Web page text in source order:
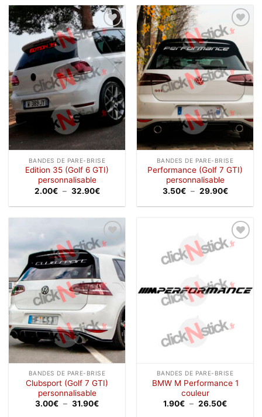
12.00€
13.50€
Ajouter
à la
wishlist
BANDES DE PARE-BRISE
Edition 35 (Golf 6 GTI)
personnalisable
2.00€ – 32.90€Plage
prix :
à
32.90€
Ajouter
à la
wishlist
BANDES DE PARE-BRISE
Performance (Golf 7 GTI)
personnalisable
3.50€ – 29.90€Plage
prix :
29.90€
Ajouter
à la
wishlist
BANDES DE PARE-BRISE
Clubsport (Golf 7 GTI)
personnalisable
3.00€ – 31.90€Plage
Ajouter
BANDES DE PARE-BRISE
BMW M Performance 1
couleur
1.90€ – 26.50€Plage